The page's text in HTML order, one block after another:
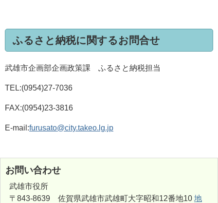
ふるさと納税に関するお問合せ
武雄市企画部企画政策課 ふるさと納税担当
TEL:(0954)27-7036
FAX:(0954)23-3816
E-mail:furusato@city.takeo.lg.jp
お問い合わせ
武雄市役所
〒843-8639 佐賀県武雄市武雄町大字昭和12番地10 地